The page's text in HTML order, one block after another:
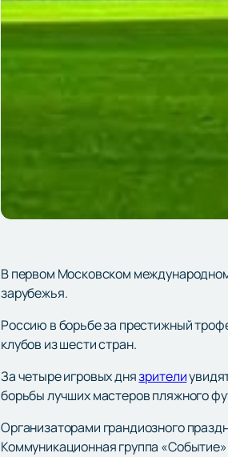
В первом Московском
зарубежья.
Россию в борьбе за престижный
клубов из шести стран.
За четыре игровых днязрители
борьбы лучших мастеров пляжного
Организаторами грандиозного
Коммуникационная группа